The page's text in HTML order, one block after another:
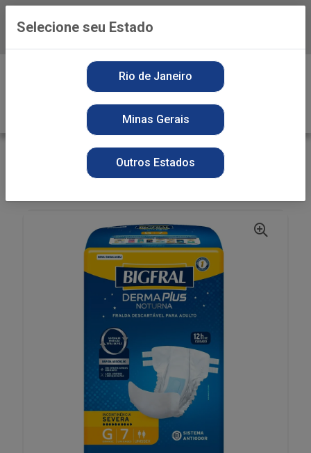
Baixe já o APP da Playvender
HIGIENE PESSOAL
FRALDA GERIATRICA
Selecione seu Estado
Rio de Janeiro
Minas Gerais
Outros Estados